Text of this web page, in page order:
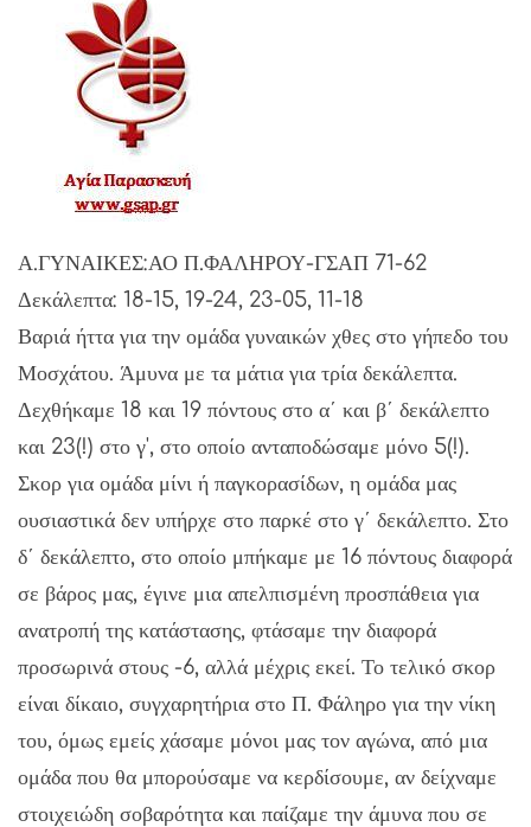
Α.ΓΥΝΑΙΚΕΣ:ΑΟ Π.ΦΑΛΗΡΟΥ-ΓΣΑΠ 71-62
Δεκάλεπτα: 18-15, 19-24, 23-05, 11-18
Βαριά ήττα για την ομάδα γυναικών χθες στο γήπεδο του
Μοσχάτου. Άμυνα με τα μάτια για τρία δεκάλεπτα.
Δεχθήκαμε 18 και 19 πόντους στο α΄ και β΄ δεκάλεπτο
και 23(!) στο γ', στο οποίο ανταποδώσαμε μόνο 5(!).
Σκορ για ομάδα μίνι ή παγκορασίδων, η ομάδα μας
ουσιαστικά δεν υπήρχε στο παρκέ στο γ΄ δεκάλεπτο. Στο
δ΄ δεκάλεπτο, στο οποίο μπήκαμε με 16 πόντους διαφορά
σε βάρος μας, έγινε μια απελπισμένη προσπάθεια για
ανατροπή της κατάστασης, φτάσαμε την διαφορά
προσωρινά στους -6, αλλά μέχρις εκεί. Το τελικό σκορ
είναι δίκαιο, συγχαρητήρια στο Π. Φάληρο για την νίκη
του, όμως εμείς χάσαμε μόνοι μας τον αγώνα, από μια
ομάδα που θα μπορούσαμε να κερδίσουμε, αν δείχναμε
στοιχειώδη σοβαρότητα και παίζαμε την άμυνα που σε